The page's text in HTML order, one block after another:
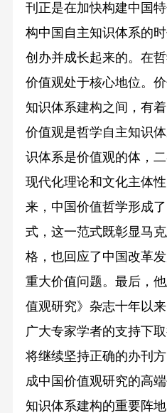
刊正是在加快构建中国
构中国自主知识体系的
创办并成长起来的。在
价值观处于核心地位。
知识体系建构之间，有
价值观是哲学自主知识
识体系是价值观的体，
现代化理论和文化主体
来，中国价值哲学形成
式，这一范式既彰显马
格，也回应了中国改革
重大价值问题。最后，
值观研究》杂志十年以
广大专家学者的支持下
将继续坚持正确的办刊
成中国价值观研究的高
知识体系建构的重要阵